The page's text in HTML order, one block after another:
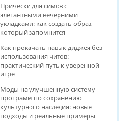
Причёски для симов с
элегантными вечерними
укладками: как создать образ,
который запомнится
Как прокачать навык диджея без
использования читов:
практический путь к уверенной
игре
Моды на улучшенную систему
программ по сохранению
культурного наследия: новые
подходы и реальные примеры